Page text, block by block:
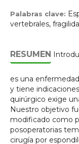
Palabras clave:
vertebrales,
RESUMEN
es una
y tiene
quirúrgico exige
Nuestro objetivo
modificado como
posoperatorias
cirugía por